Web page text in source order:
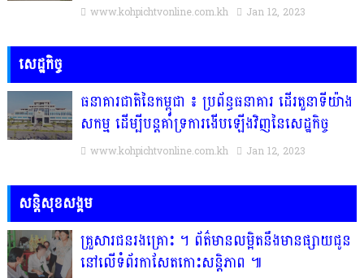
www.kohpichtvonline.com.kh Jan 12, 2023
សេដ្ឋកិច្ច
ធនាគារជាតិនៃកម្ពុជា ៖ ប្រព័ន្ធធនាគារ ដើរតួនាទីយ៉ាង
សកម្ម ដើម្បីបន្តគាំទ្រការងើបឡើងវិញនៃសេដ្ឋកិច្ច
www.kohpichtvonline.com.kh Jan 12, 2023
សន្តិសុខសង្គម
គ្រួសារ​ជន​រង​គ្រោះ​ ។​ ព័ត៌មានលម្អិតនឹងមានផ្សាយជូន
នៅលើទំព័រកាសែតកោះសន្តិភាព ៕​